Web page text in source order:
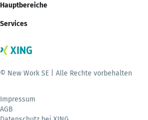
Hauptbereiche
Services
© New Work SE | Alle Rechte vorbehalten
Impressum
AGB